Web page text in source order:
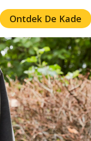
Ontdek De Kade